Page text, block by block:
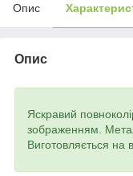
Опис
Опис
Яскравий
зображенням.
Виготовляється на